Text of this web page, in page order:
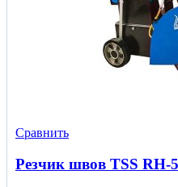
Сравнить
Резчик швов TSS RH-